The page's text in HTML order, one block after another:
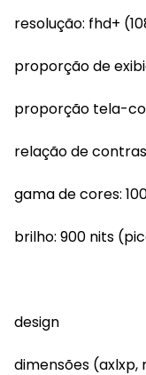
resolução: fhd+
proporção de
proporção tela-
relação de
gama de cores:
brilho: 900 nits
design
dimensões (axlxp,